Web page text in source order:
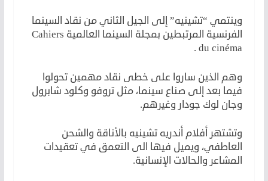
وينتمي “تشينيه” إلى الجيل الثاني من نقاد السينما
الفرنسية المرتبطين بمجلة السينما العالمية Cahiers
du cinéma .
وهم الذين ساروا على خطى نقاد مهمين تحولوا
فيما بعد إلى صناع سينما، مثل تروفو وكلود شابرول
وجان لوك جودار وغيرهم.
وتشتهر أفلام أندريه تشينيه بالأناقة والشحن
العاطفي، ويميل فيها الى التعمق في تعقيدات
المشاعر والحالات الإنسانية.